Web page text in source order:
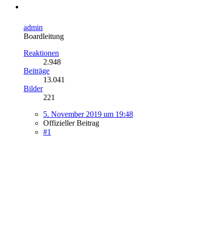
admin
Boardleitung
Reaktionen
2.948
Beiträge
13.041
Bilder
221
5. November 2019 um 19:48
Offizieller Beitrag
#1